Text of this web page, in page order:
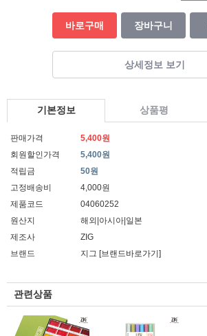
바로구매 장바구니
상세정보 보기
기본정보 상품평
판매가격
5,400원
회원할인가격
5,400원
적립금
50원
고정배송비
4,000원
제품코드
04060252
원산지
해외|아시아|일본
제조사
ZIG
브랜드
지그 [브랜드바로가기]
관련상품